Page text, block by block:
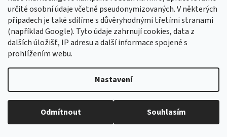
určité osobní údaje včetně pseudonymizovaných. V některých
případech je také sdílíme s důvěryhodnými třetími stranami
(například Google). Tyto údaje zahrnují cookies, data z
dalších úložišť, IP adresu a další informace spojené s
prohlížením webu.
Nastavení
Odmítnout Souhlasím
Vážení zákazníci, z důvodu čerpání dovolené budou všechny
objednávky přijaté v tomto období expedovány od 17. srpna 2026.
Děkujeme za pochopení, trpělivost i vaši přízeň. Přejeme vám krásné
Eco Cosmetics Vlasový gel BIO 125 ml
Průměrné
5,0
z
Tento 100% přírodní vlasový gel od Eco Cosmetics dodá vašim
vlasům lesk, objem a udrží je v požadovaném tvaru. Díky svému...